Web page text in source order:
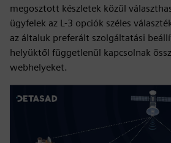
megosztott készletek közül
ügyfelek az L-3 opciók széles
az általuk preferált szolgáltatási
helyüktől függetlenül kapcsolnak
webhelyeket.